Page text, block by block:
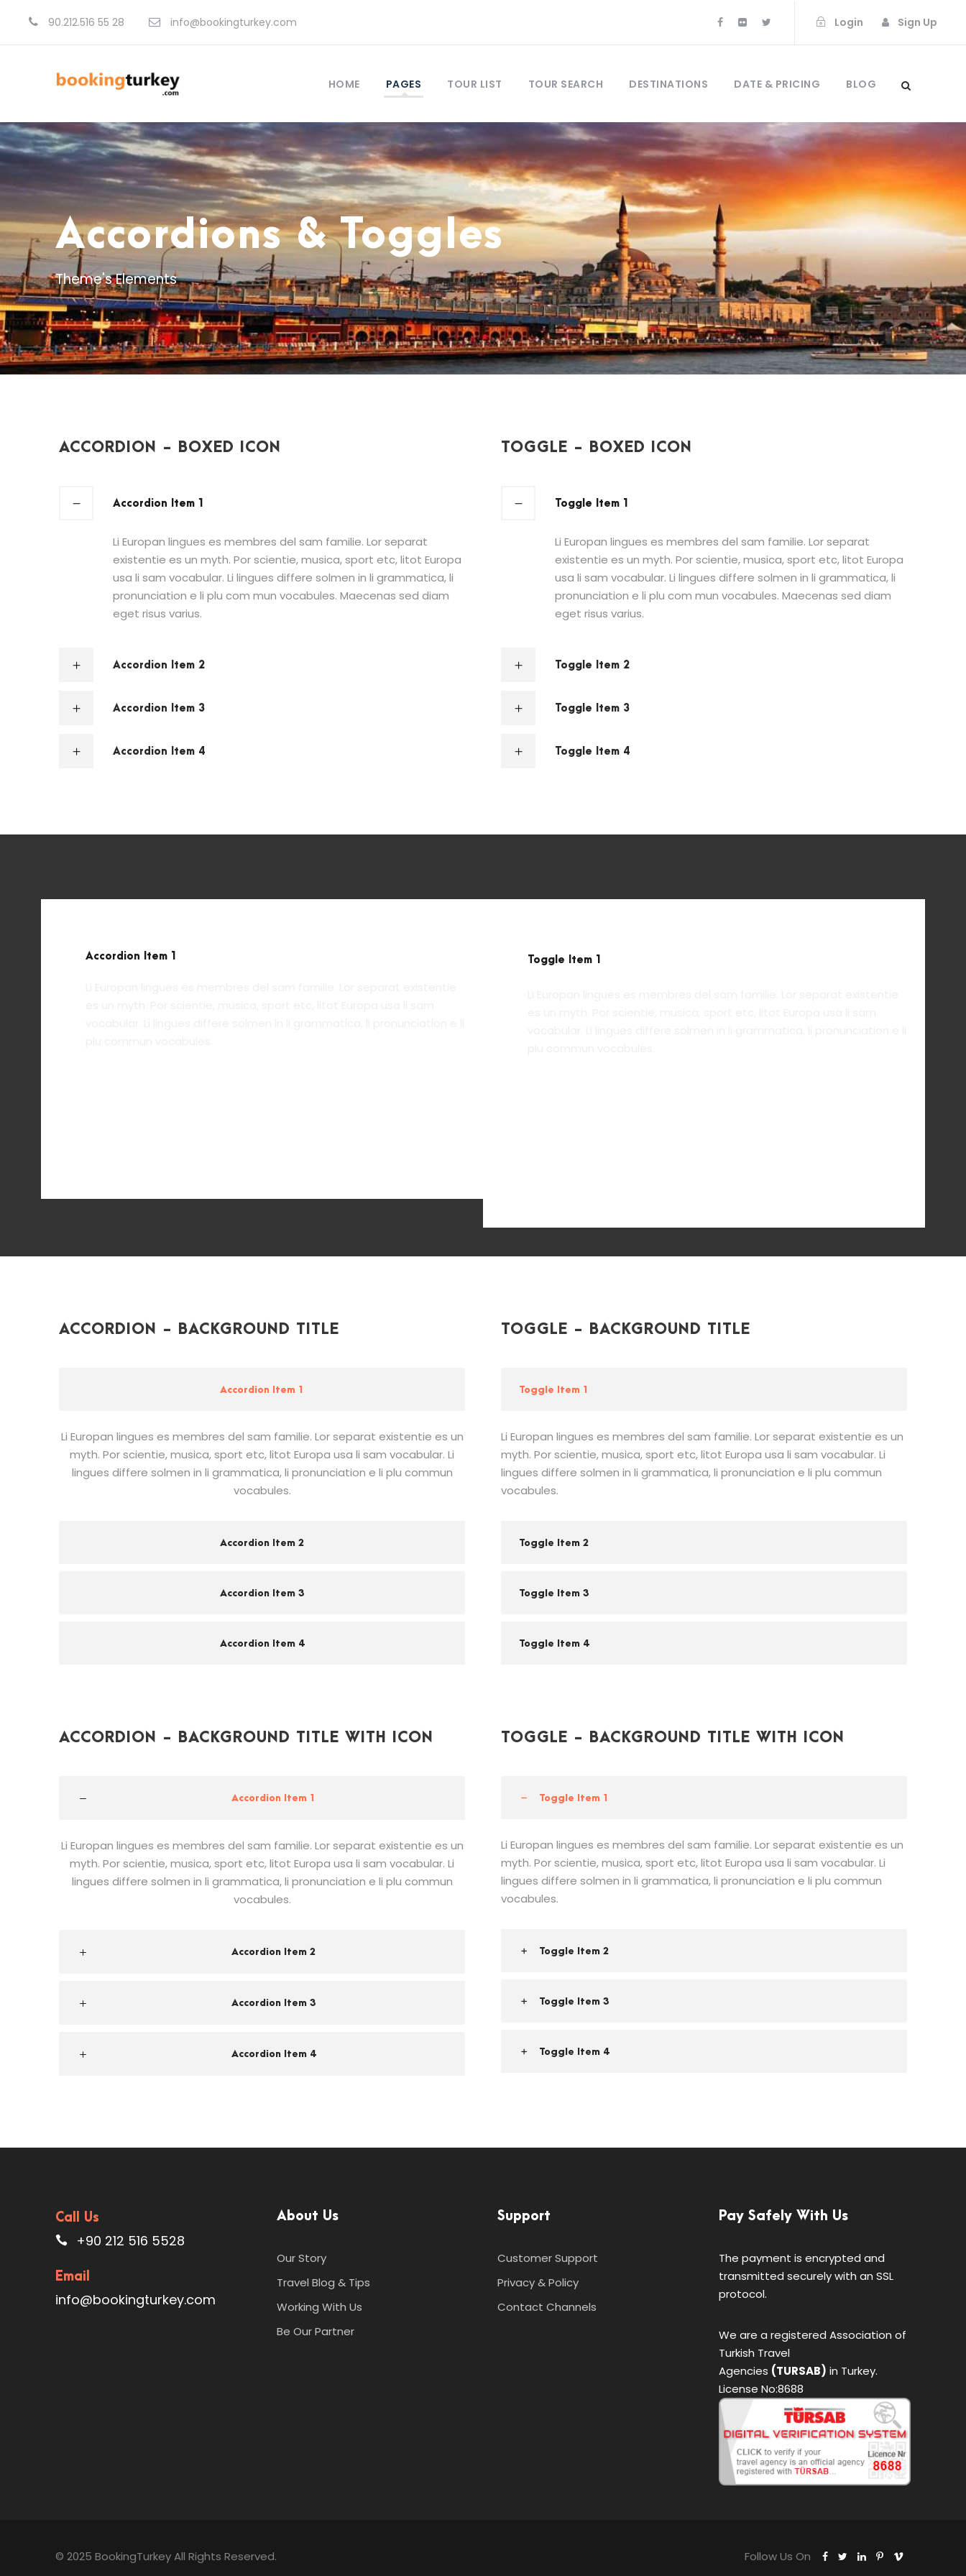
90.212.516 55 28 info@bookingturkey.com Login Sign Up
HOME PAGES TOUR LIST TOUR SEARCH DESTINATIONS DATE & PRICING BLOG
Accordions & Toggles
Theme's Elements
ACCORDION - BOXED ICON
Accordion Item 1
Li Europan lingues es membres del sam familie. Lor separat
existentie es un myth. Por scientie, musica, sport etc, litot Europa
usa li sam vocabular. Li lingues differe solmen in li grammatica, li
pronunciation e li plu com mun vocabules. Maecenas sed diam
eget risus varius.
Accordion Item 2
Accordion Item 3
Accordion Item 4
TOGGLE - BOXED ICON
Toggle Item 1
Li Europan lingues es membres del sam familie. Lor separat
existentie es un myth. Por scientie, musica, sport etc, litot Europa
usa li sam vocabular. Li lingues differe solmen in li grammatica, li
pronunciation e li plu com mun vocabules. Maecenas sed diam
eget risus varius.
Toggle Item 2
Toggle Item 3
Toggle Item 4
Accordion Item 1 Toggle Item 1
ACCORDION - BACKGROUND TITLE
Accordion Item 1
Li Europan lingues es membres del sam familie. Lor separat existentie es un
myth. Por scientie, musica, sport etc, litot Europa usa li sam vocabular. Li
lingues differe solmen in li grammatica, li pronunciation e li plu commun
vocabules.
Accordion Item 2
Accordion Item 3
Accordion Item 4
TOGGLE - BACKGROUND TITLE
Toggle Item 1
Li Europan lingues es membres del sam familie. Lor separat existentie es un
myth. Por scientie, musica, sport etc, litot Europa usa li sam vocabular. Li
lingues differe solmen in li grammatica, li pronunciation e li plu commun
vocabules.
Toggle Item 2
Toggle Item 3
Toggle Item 4
ACCORDION - BACKGROUND TITLE WITH ICON
Accordion Item 1
Li Europan lingues es membres del sam familie. Lor separat existentie es un
myth. Por scientie, musica, sport etc, litot Europa usa li sam vocabular. Li
lingues differe solmen in li grammatica, li pronunciation e li plu commun
vocabules.
Accordion Item 2
Accordion Item 3
Accordion Item 4
TOGGLE - BACKGROUND TITLE WITH ICON
Toggle Item 1
Li Europan lingues es membres del sam familie. Lor separat existentie es un
myth. Por scientie, musica, sport etc, litot Europa usa li sam vocabular. Li
lingues differe solmen in li grammatica, li pronunciation e li plu commun
vocabules.
Toggle Item 2
Toggle Item 3
Toggle Item 4
Call Us
+90 212 516 5528
Email
info@bookingturkey.com
About Us
Our Story
Travel Blog & Tips
Working With Us
Be Our Partner
Support
Customer Support
Privacy & Policy
Contact Channels
Pay Safely With Us
The payment is encrypted and
transmitted securely with an SSL
protocol.
We are a registered Association of
Turkish Travel
Agencies (TURSAB) in Turkey.
License No:8688
© 2025 BookingTurkey All Rights Reserved. Follow Us On